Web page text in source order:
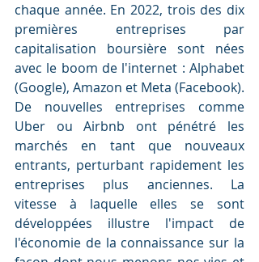
chaque année. En 2022, trois des dix
premières entreprises par
capitalisation boursière sont nées
avec le boom de l'internet : Alphabet
(Google), Amazon et Meta (Facebook).
De nouvelles entreprises comme
Uber ou Airbnb ont pénétré les
marchés en tant que nouveaux
entrants, perturbant rapidement les
entreprises plus anciennes. La
vitesse à laquelle elles se sont
développées illustre l'impact de
l'économie de la connaissance sur la